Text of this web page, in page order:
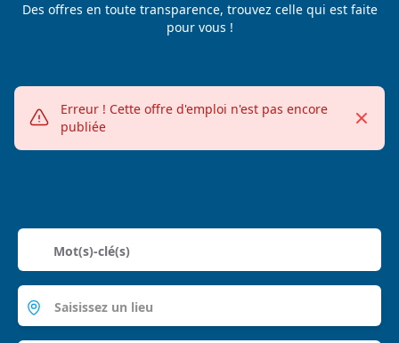
Des offres en toute transparence, trouvez celle qui est faite
pour vous !
Alerte erreur
Erreur ! Cette offre d'emploi n'est pas encore
publiée
Fermer